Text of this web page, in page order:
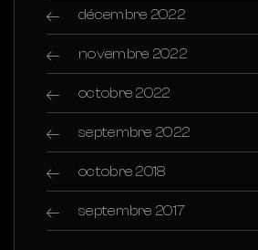
décembre 2022
novembre 2022
octobre 2022
septembre 2022
octobre 2018
septembre 2017